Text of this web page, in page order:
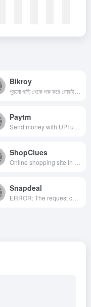
Bikroy
Paytm
ShopClues
Snapdeal